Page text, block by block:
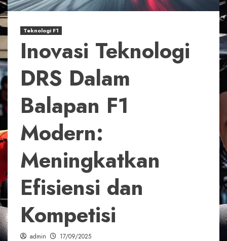
Teknologi F1
Inovasi Teknologi
DRS Dalam
Balapan F1
Modern:
Meningkatkan
Efisiensi dan
Kompetisi
admin 17/09/2025